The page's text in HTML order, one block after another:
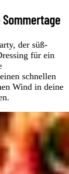
der süß-
für ein
schnellen
Wind in deine